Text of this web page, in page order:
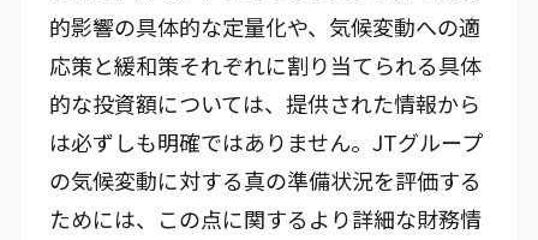
的影響の具体的な定量化や、気候変動への適
応策と緩和策それぞれに割り当てられる具体
的な投資額については、提供された情報から
は必ずしも明確ではありません。JTグループ
の気候変動に対する真の準備状況を評価する
ためには、この点に関するより詳細な財務情